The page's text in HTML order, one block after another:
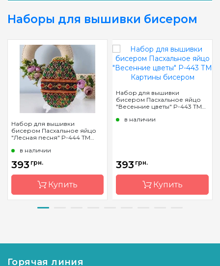
Наборы для вышивки бисером
Набор для вышивки
бисером Пасхальное яйцо
"Лесная песня" P-444 ТМ
в наличии
393 грн.
Купить
производитель
Набор для вышивки
бисером Пасхальное яйцо
"Весенние цветы" P-443 ТМ
в наличии
393 грн.
Купить
Горячая линия